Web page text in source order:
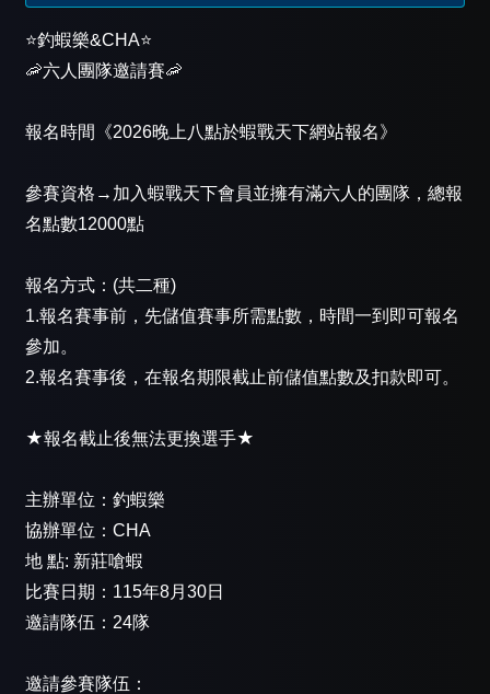
⭐️釣蝦樂&CHA⭐️
🦐六人團隊邀請賽🦐
報名時間《2026晚上八點於蝦戰天下網站報名》
參賽資格→加入蝦戰天下會員並擁有滿六人的團隊，總報
名點數12000點
報名方式：(共二種)
1.報名賽事前，先儲值賽事所需點數，時間一到即可報名
參加。
2.報名賽事後，在報名期限截止前儲值點數及扣款即可。
★報名截止後無法更換選手★
主辦單位：釣蝦樂
協辦單位：CHA
地 點: 新莊嗆蝦
比賽日期：115年8月30日
邀請隊伍：24隊
邀請參賽隊伍：